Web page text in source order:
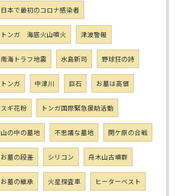
日本で最初のコロナ感染者
トンガ 海底火山噴火 津波警報
南海トラフ地震 水島新司 野球狂の詩
トンガ 中津川 巨石 お墓は高価
スギ花粉 トンガ国際緊急援助活動
山の中の墓地 不思議な墓地 関ケ原の合戦
お墓の段差 シリコン 舟木山古墳群
お墓の継承 火星探査車 ヒーターベスト